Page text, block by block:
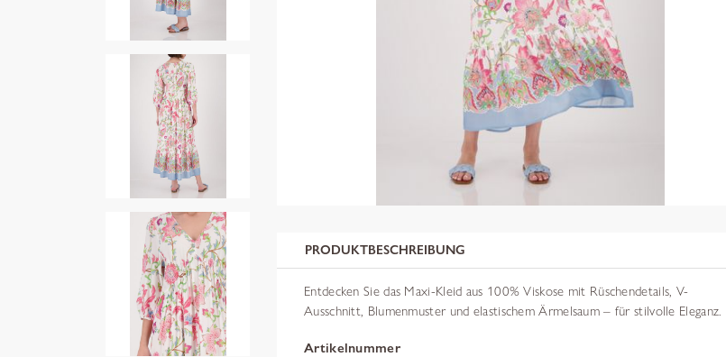
PRODUKTBESCHREIBUNG
Entdecken Sie das Maxi-Kleid aus 100% Viskose mit Rüschendetails, V-
Ausschnitt, Blumenmuster und elastischem Ärmelsaum – für stilvolle Eleganz.
Artikelnummer